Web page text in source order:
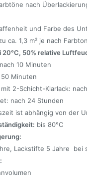
nach
und Farbe des
ca. 1,3 m² je nach Farbton
20°C, 50% relative
10 Minuten
Minuten
2-Schicht-Klarlack:
nach 24 Stunden
ist abhängig von der
bis 80°C
Lackstifte 5 Jahre bei